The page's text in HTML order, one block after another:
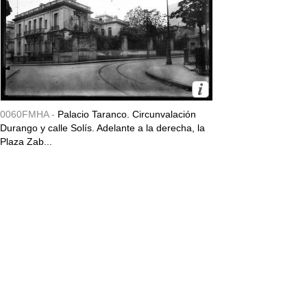
0060FMHA - Palacio Taranco. Circunvalación
Durango y calle Solís. Adelante a la derecha, la
Plaza Zab...